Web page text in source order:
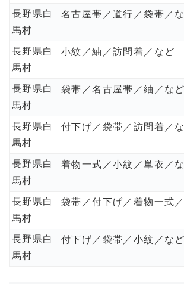
長野県白
馬村
名古屋帯／道行／袋帯／
長野県白
馬村
小紋／紬／訪問着／など
長野県白
馬村
袋帯／名古屋帯／紬／など
長野県白
馬村
付下げ／袋帯／訪問着／
長野県白
馬村
着物一式／小紋／単衣／
長野県白
馬村
袋帯／付下げ／着物一式
長野県白
馬村
付下げ／袋帯／小紋／など